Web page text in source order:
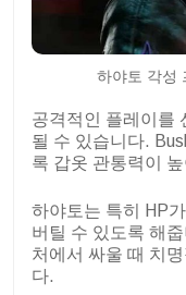
하야토 각성
공격적인 플레이를
될 수 있습니다.
록 갑옷 관통력이
하야토는 특히 HP
버틸 수 있도록 해
처에서 싸울 때 치
다.